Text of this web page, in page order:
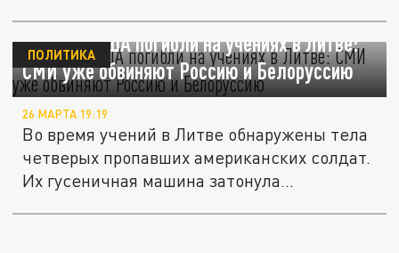
Военные США погибли на учениях в Литве:
СМИ уже обвиняют Россию и Белоруссию
ПОЛИТИКА
26 МАРТА 19:19
Во время учений в Литве обнаружены тела
четверых пропавших американских солдат.
Их гусеничная машина затонула...